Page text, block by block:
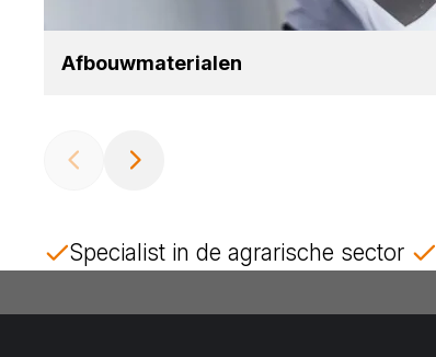
Afbouw­ma­te­ri­a­len
Specialist in de agrarische sector